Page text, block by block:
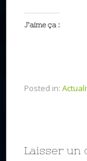
J’aime ça :
Posted in:
Laisser un